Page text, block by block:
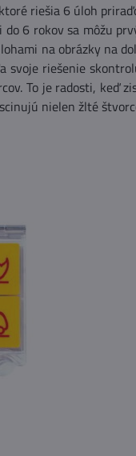
riešia 6 úloh
do 6 rokov sa môžu
na obrázky na
riešenie
To je radosti, keď
nielen žlté